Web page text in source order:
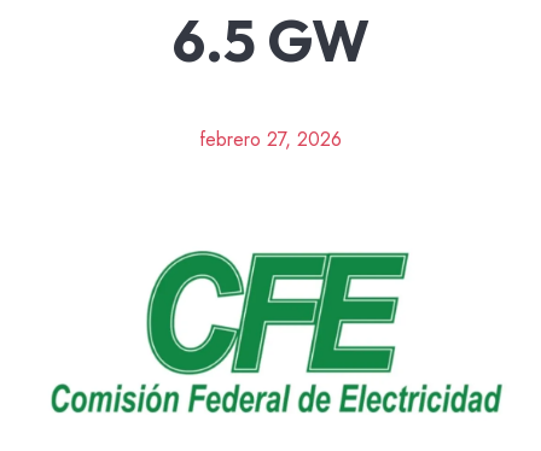
6.5 GW
febrero 27, 2026